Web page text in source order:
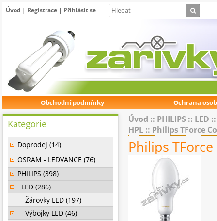
Úvod | Registrace | Přihlásit se
Obchodní podmínky Ochrana
Úvod :: PHILIPS :: LED
HPL :: Philips TForce
Philips TForce
Kategorie
Doprodej (14)
OSRAM - LEDVANCE (76)
PHILIPS (398)
LED (286)
Žárovky LED (197)
Výbojky LED (46)